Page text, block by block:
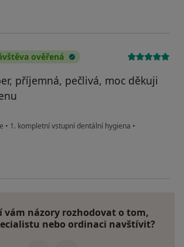
ověřená
příjemná, pečlivá, moc děkuji
• 1. kompletní vstupní dentální hygiena •
Ondřej
vám názory rozhodovat o tom,
nebo ordinaci navštívit?